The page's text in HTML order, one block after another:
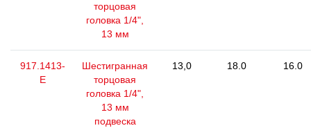
торцовая
головка 1/4",
13 мм
917.1413-
E
Шестигранная
торцовая
головка 1/4",
13 мм
подвеска
13,0 18.0 16.0